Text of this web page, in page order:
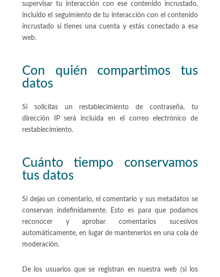
supervisar tu interacción con ese contenido incrustado,
incluido el seguimiento de tu interacción con el contenido
incrustado si tienes una cuenta y estás conectado a esa
web.
Con quién compartimos tus
datos
Si solicitas un restablecimiento de contraseña, tu
dirección IP será incluida en el correo electrónico de
restablecimiento.
Cuánto tiempo conservamos
tus datos
Si dejas un comentario, el comentario y sus metadatos se
conservan indefinidamente. Esto es para que podamos
reconocer y aprobar comentarios sucesivos
automáticamente, en lugar de mantenerlos en una cola de
moderación.
De los usuarios que se registran en nuestra web (si los